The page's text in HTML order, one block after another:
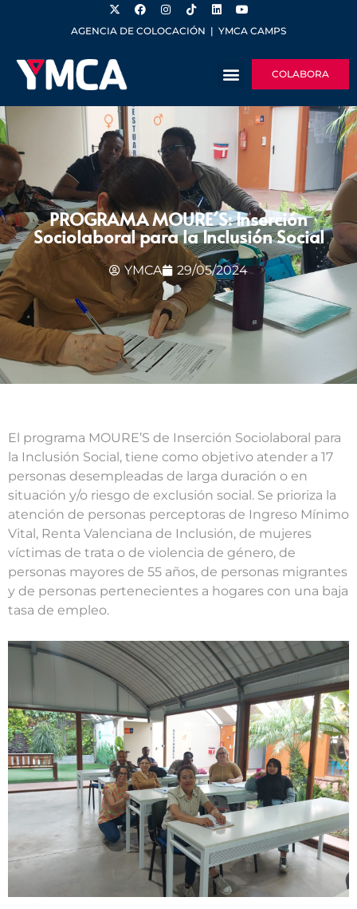
AGENCIA DE COLOCACIÓN | YMCA CAMPS
COLABORA
PROGRAMA MOURE´S: Inserción
Sociolaboral para la Inclusión Social
YMCA 29/05/2024
El programa MOURE’S de Inserción Sociolaboral para
la Inclusión Social, tiene como objetivo atender a 17
personas desempleadas de larga duración o en
situación y/o riesgo de exclusión social. Se prioriza la
atención de personas perceptoras de Ingreso Mínimo
Vital, Renta Valenciana de Inclusión, de mujeres
víctimas de trata o de violencia de género, de
personas mayores de 55 años, de personas migrantes
y de personas pertenecientes a hogares con una baja
tasa de empleo.